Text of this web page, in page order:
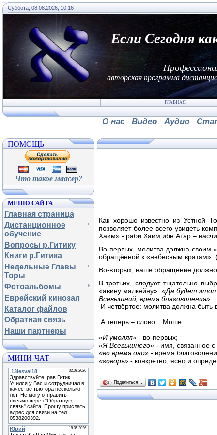
Суббота, 08.08.2026, 10:16
Если Сегодня
авторская программа
ГЛАВНАЯ
О нас Видео Аудио
ПОМОЩЬ
Что такое маасер?
МЕНЮ САЙТА
Главная страница
Дистанционное
обучение
Вопросы р.Гитику
Книги р.Гитика
Недельные Главы
Торы
Фотоальбомы
Еврейский кинозал
Каталог файлов
Обратная связь
Наши партнеры
МИНИ-ЧАТ
Как хорошо известно из Устной
позволяет более всего увидеть
Хаим» - раби Хаим ибн Атар –
Во-первых, молитва должна своим
обращённой к «небесным вратам».
Во-вторых, наше обращение
В-третьих, следует тщательно
«авину малкейну»: «Да будет этот
Всевышний, время благоволения».
И четвёртое: молитва должна
А теперь – слово... Моше:
«И умолял» - во-первых;
«Я Всевышнего» - имя, связанное
«во время оно» - время
«говоря» - конкретно, ясно и
Поделиться…